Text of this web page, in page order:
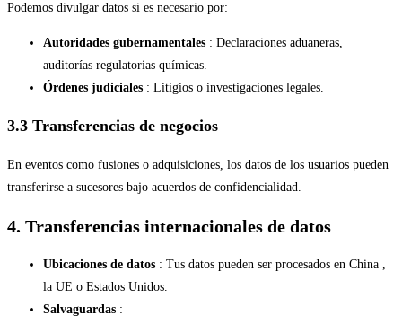
Podemos divulgar datos si es necesario por:
Autoridades gubernamentales : Declaraciones aduaneras,
auditorías regulatorias químicas.
Órdenes judiciales : Litigios o investigaciones legales.
3.3 Transferencias de negocios
En eventos como fusiones o adquisiciones, los datos de los usuarios pueden
transferirse a sucesores bajo acuerdos de confidencialidad.
4. Transferencias internacionales de datos
Ubicaciones de datos : Tus datos pueden ser procesados en China ,
la UE o Estados Unidos.
Salvaguardas :